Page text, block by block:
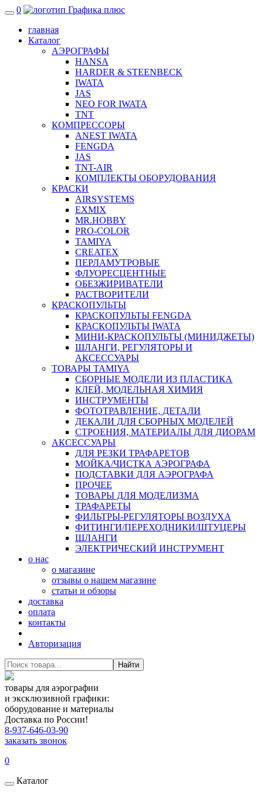
0
главная
Каталог
АЭРОГРАФЫ
HANSA
HARDER & STEENBECK
IWATA
JAS
NEO FOR IWATA
TNT
КОМПРЕССОРЫ
ANEST IWATA
FENGDA
JAS
TNT-AIR
КОМПЛЕКТЫ ОБОРУДОВАНИЯ
КРАСКИ
AIRSYSTEMS
EXMIX
MR.HOBBY
PRO-COLOR
TAMIYA
CREATEX
ПЕРЛАМУТРОВЫЕ
ФЛУОРЕСЦЕНТНЫЕ
ОБЕЗЖИРИВАТЕЛИ
РАСТВОРИТЕЛИ
КРАСКОПУЛЬТЫ
КРАСКОПУЛЬТЫ FENGDA
КРАСКОПУЛЬТЫ IWATA
МИНИ-КРАСКОПУЛЬТЫ (МИНИДЖЕТЫ)
ШЛАНГИ, РЕГУЛЯТОРЫ И
АКСЕССУАРЫ
ТОВАРЫ TAMIYA
СБОРНЫЕ МОДЕЛИ ИЗ ПЛАСТИКА
КЛЕЙ, МОДЕЛЬНАЯ ХИМИЯ
ИНСТРУМЕНТЫ
ФОТОТРАВЛЕНИЕ, ДЕТАЛИ
ДЕКАЛИ ДЛЯ СБОРНЫХ МОДЕЛЕЙ
СТРОЕНИЯ, МАТЕРИАЛЫ ДЛЯ ДИОРАМ
АКСЕССУАРЫ
ДЛЯ РЕЗКИ ТРАФАРЕТОВ
МОЙКА/ЧИСТКА АЭРОГРАФА
ПОДСТАВКИ ДЛЯ АЭРОГРАФА
ПРОЧЕЕ
ТОВАРЫ ДЛЯ МОДЕЛИЗМА
ТРАФАРЕТЫ
ФИЛЬТРЫ-РЕГУЛЯТОРЫ ВОЗДУХА
ФИТИНГИ/ПЕРЕХОДНИКИ/ШТУЦЕРЫ
ШЛАНГИ
ЭЛЕКТРИЧЕСКИЙ ИНСТРУМЕНТ
о нас
о магазине
отзывы о нашем магазине
статьи и обзоры
доставка
оплата
контакты
Авторизация
Найти
товары для аэрографии
и эксклюзивной графики:
оборудование и материалы
Доставка по России!
8-937-646-03-90
заказать звонок
0
Каталог